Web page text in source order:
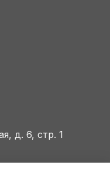
д. 6, стр. 1